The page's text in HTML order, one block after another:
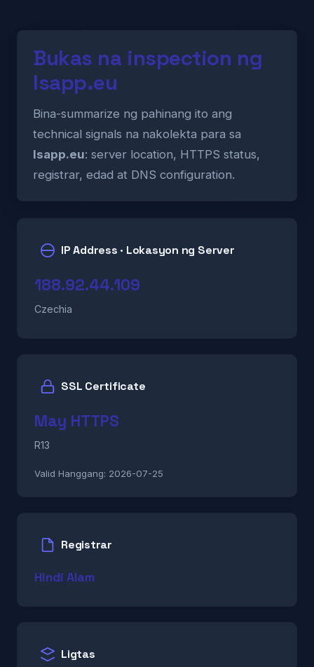
Bukas na inspection ng
lsapp.eu
Bina-summarize ng pahinang ito ang
technical signals na nakolekta para sa
lsapp.eu: server location, HTTPS status,
registrar, edad at DNS configuration.
IP Address · Lokasyon ng Server
188.92.44.109
Czechia
SSL Certificate
May HTTPS
R13
Valid Hanggang: 2026-07-25
Registrar
Hindi Alam
Ligtas